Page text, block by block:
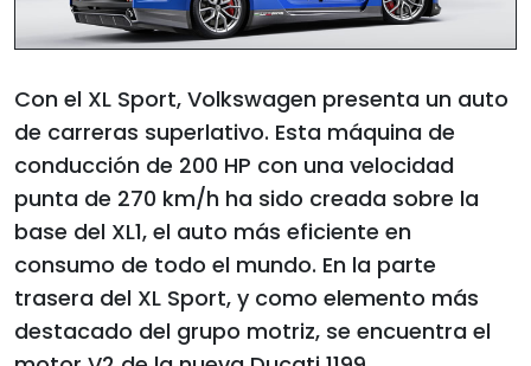
Con el XL Sport, Volkswagen presenta un auto
de carreras superlativo. Esta máquina de
conducción de 200 HP con una velocidad
punta de 270 km/h ha sido creada sobre la
base del XL1, el auto más eficiente en
consumo de todo el mundo. En la parte
trasera del XL Sport, y como elemento más
destacado del grupo motriz, se encuentra el